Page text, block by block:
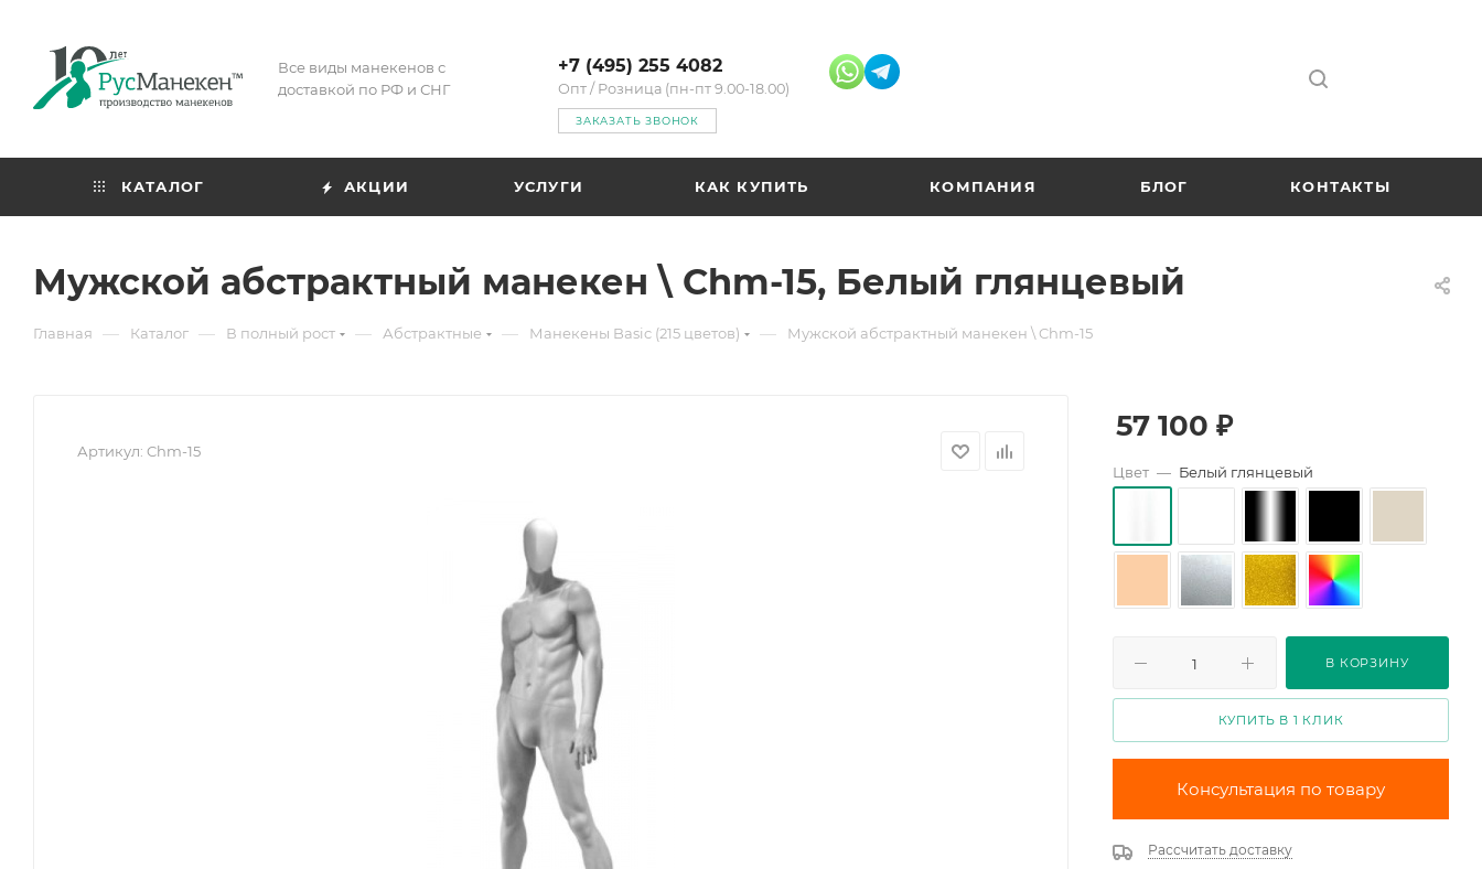
Все виды манекенов с
доставкой по РФ и СНГ
+7 (495) 255 4082
Опт / Розница (пн-пт 9.00-18.00)
ЗАКАЗАТЬ ЗВОНОК
КАТАЛОГ АКЦИИ УСЛУГИ КАК КУПИТЬ КОМПАНИЯ БЛОГ КОНТАКТЫ
Мужской абстрактный манекен \ Chm-15, Белый глянцевый
Главная — Каталог — В полный рост — Абстрактные — Манекены Basic (215 цветов) — Мужской абстрактный манекен \ Chm-15
Артикул: Chm-15
57 100 ₽
Цвет — Белый глянцевый
В КОРЗИНУ
КУПИТЬ В 1 КЛИК
Консультация по товару
Рассчитать доставку